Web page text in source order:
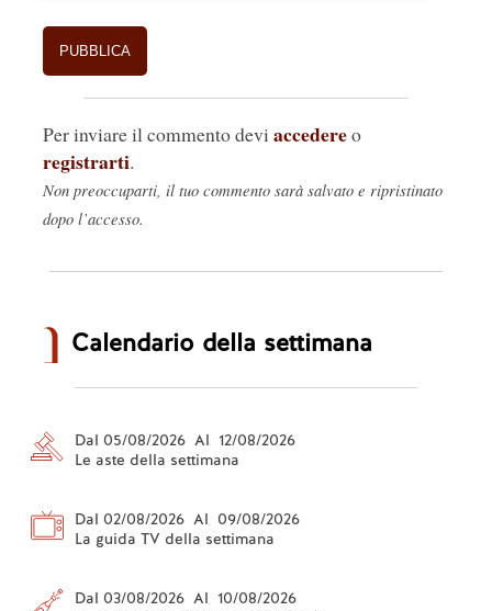
Per inviare il commento devi accedereo
registrarti.
Non preoccuparti, il tuo commento sarà salvato e ripristinato
dopo l’accesso.
Calendario della settimana
Dal 05/08/2026 Al 12/08/2026
Le aste della settimana
Dal 02/08/2026 Al 09/08/2026
La guida TV della settimana
Dal 03/08/2026 Al 10/08/2026